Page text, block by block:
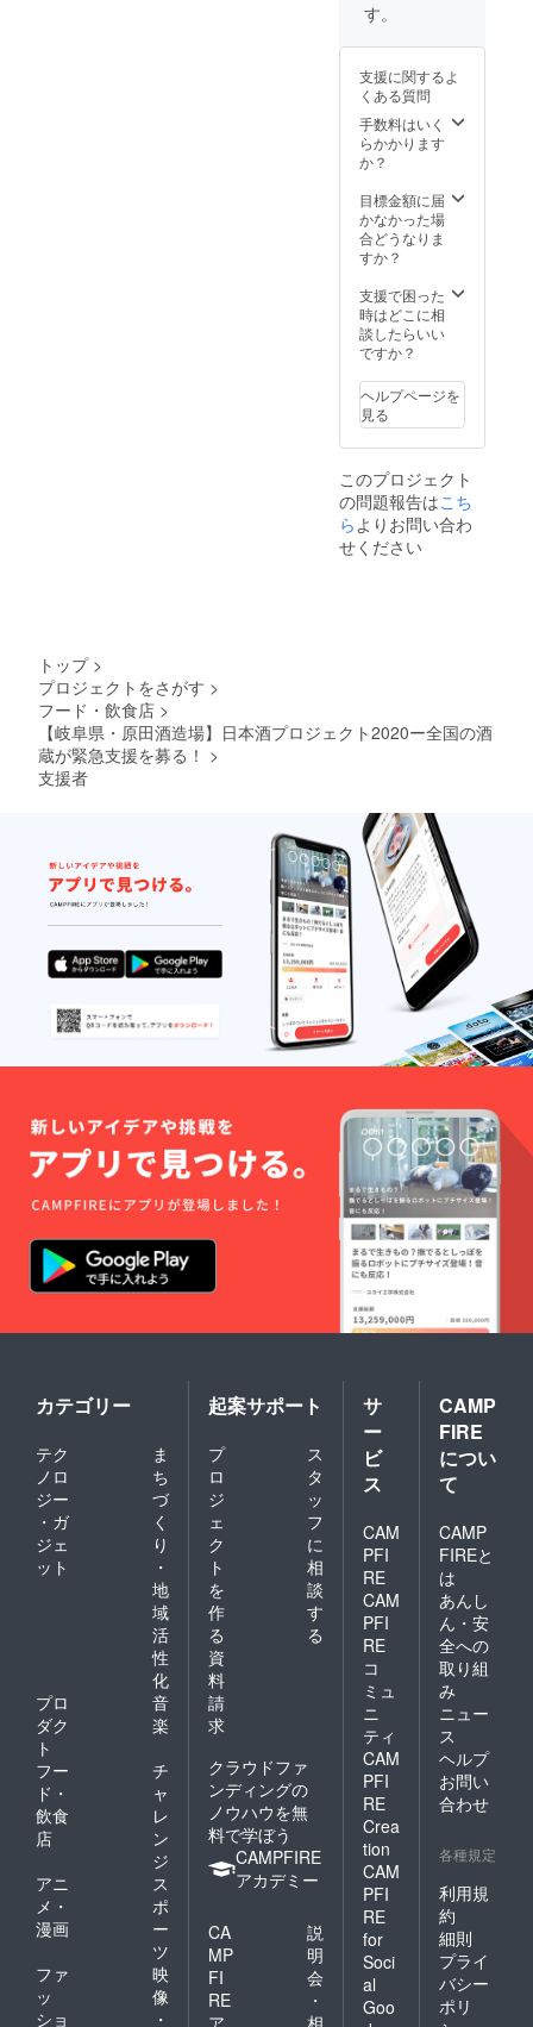
す ※ 配
の指定
は致し
かねま
す。ご
了承く
い。
す。
支援に関するよ
くある質問
手数料はいく
らかかります
か？
目標金額に届
かなかった場
合どうなりま
すか？
支援で困った
時はどこに相
談したらいい
ですか？
ヘルプページを
見る
このプロジェクト
の問題報告はこち
らよりお問い合わ
せください
トップ >
プロジェクトをさがす >
フード・飲食店 >
【岐阜県・原田酒造場】日本酒プロジェクト2020ー全国の酒
蔵が緊急支援を募る！ >
支援者
カテゴリー
テク
ノロ
ジー
・ガ
ジェ
ット
ま
ち
づ
く
り
・
地
域
活
性
化
プロ
ダク
ト
音
楽
フー
ド・
飲食
店
チ
ャ
レ
ン
ジ
アニ
メ・
漫画
ス
ポ
ー
ツ
ファ
ッ
ショ
映
像
・
起案サポート
プ
ロ
ジ
ェ
ク
ト
を
作
る
ス
タ
ッ
フ
に
相
談
す
る
資
料
請
求
クラウドファ
ンディングの
ノウハウを無
料で学ぼう
CAMPFIRE
アカデミー
CA
MP
FI
RE
説
明
会
・
サ
ー
ビ
ス
CAM
PFI
RE
CAM
PFI
RE
コ
ミュ
ニ
ティ
CAM
PFI
RE
Crea
tion
CAM
PFI
RE
for
Soci
al
Goo
CAMP
FIRE
につい
て
CAMP
FIREと
は
あんし
ん・安
全への
取り組
み
ニュー
ス
ヘルプ
お問い
合わせ
各種規定
利用規
約
細則
プライ
バシー
ポリ